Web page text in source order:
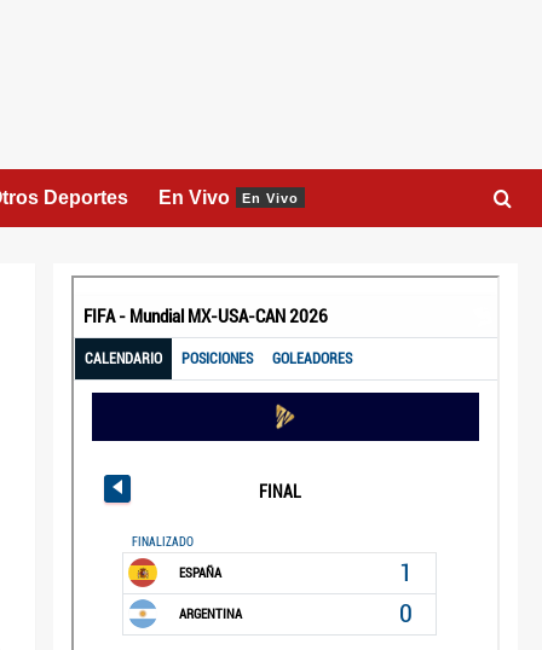
Deportes En Vivo En Vivo